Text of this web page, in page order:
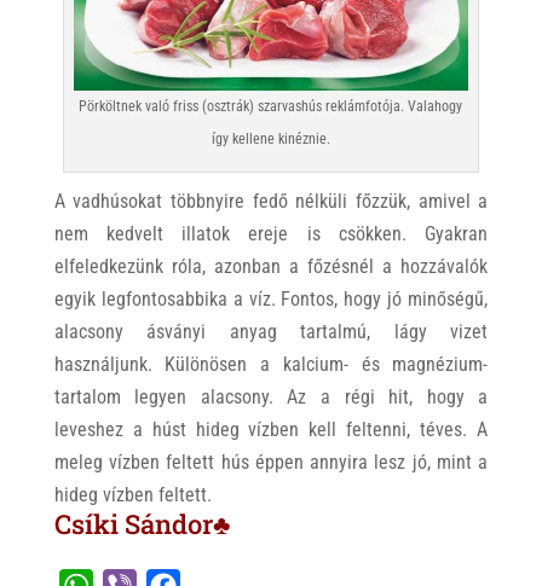
Pörköltnek való friss (osztrák) szarvashús reklámfotója. Valahogy
így kellene kinéznie.
A vadhúsokat többnyire fedő nélküli főzzük, amivel a
nem kedvelt illatok ereje is csökken. Gyakran
elfeledkezünk róla, azonban a főzésnél a hozzávalók
egyik legfontosabbika a víz. Fontos, hogy jó minőségű,
alacsony ásványi anyag tartalmú, lágy vizet
használjunk. Különösen a kalcium- és magnézium-
tartalom legyen alacsony. Az a régi hit, hogy a
leveshez a húst hideg vízben kell feltenni, téves. A
meleg vízben feltett hús éppen annyira lesz jó, mint a
hideg vízben feltett.
Csíki Sándor♣